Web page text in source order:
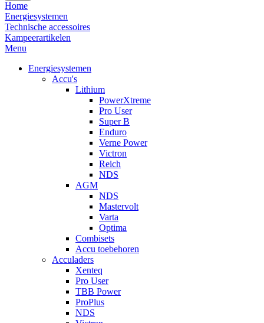
Home
Energiesystemen
Technische accessoires
Kampeerartikelen
Menu
Energiesystemen
Accu's
Lithium
PowerXtreme
Pro User
Super B
Enduro
Verne Power
Victron
Reich
NDS
AGM
NDS
Mastervolt
Varta
Optima
Combisets
Accu toebehoren
Acculaders
Xenteq
Pro User
TBB Power
ProPlus
NDS